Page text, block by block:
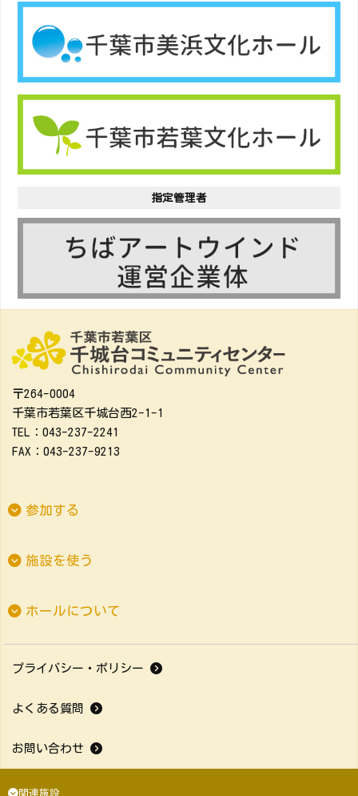
指定管理者
〒264-0004
千葉市若葉区千城台西2-1-1
TEL：043-237-2241
FAX：043-237-9213
参加する
施設を使う
ホールについて
プライバシー・ポリシー
よくある質問
お問い合わせ
関連施設